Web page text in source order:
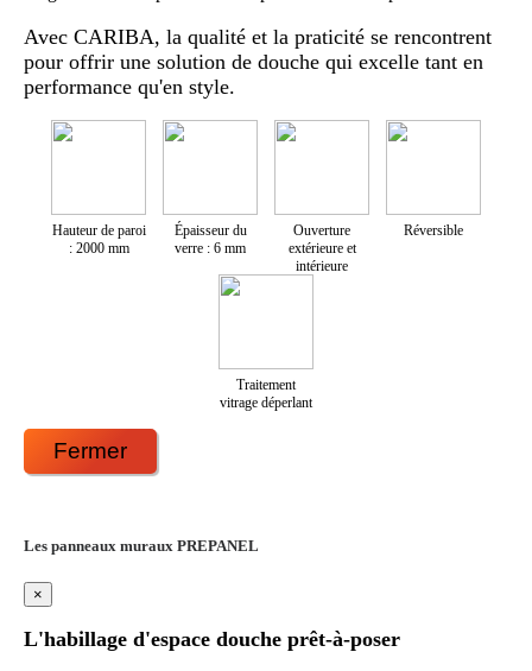
Avec CARIBA, la qualité et la praticité se rencontrent
pour offrir une solution de douche qui excelle tant en
performance qu'en style.
Hauteur de paroi
: 2000 mm
Épaisseur du
verre : 6 mm
Ouverture
extérieure et
intérieure
Réversible
Traitement
vitrage déperlant
Fermer
Les panneaux muraux PREPANEL
×
L'habillage d'espace douche prêt-à-poser